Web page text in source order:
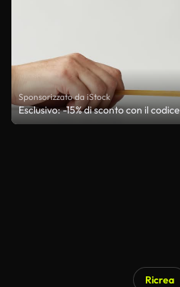
Sponsorizzato da iStock
Esclusivo: -15% di sconto con il codice
Ricrea